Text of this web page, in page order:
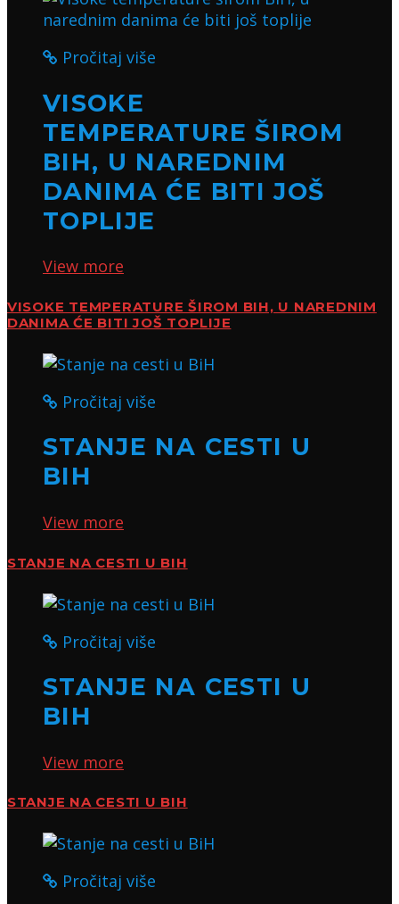
Pročitaj više
VISOKE
TEMPERATURE ŠIROM
BIH, U NAREDNIM
DANIMA ĆE BITI JOŠ
TOPLIJE
View more
VISOKE TEMPERATURE ŠIROM BIH, U NAREDNIM
DANIMA ĆE BITI JOŠ TOPLIJE
Pročitaj više
STANJE NA CESTI U
BIH
View more
STANJE NA CESTI U BIH
Pročitaj više
STANJE NA CESTI U
BIH
View more
STANJE NA CESTI U BIH
Pročitaj više